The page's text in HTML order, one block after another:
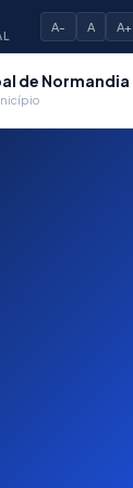
A- A A+
de Normandia